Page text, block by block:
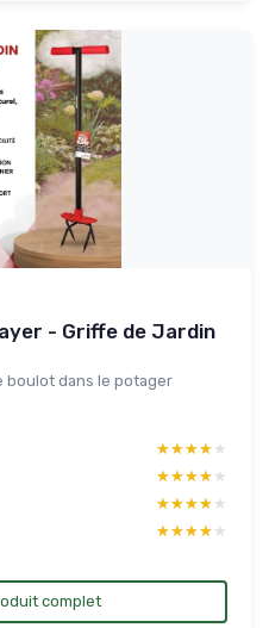
- Griffe de Jardin
boulot dans le potager
★★★★★
★★★★★
★★★★★
★★★★★
★★★★★
★★★★★
★★★★★
★★★★★
complet